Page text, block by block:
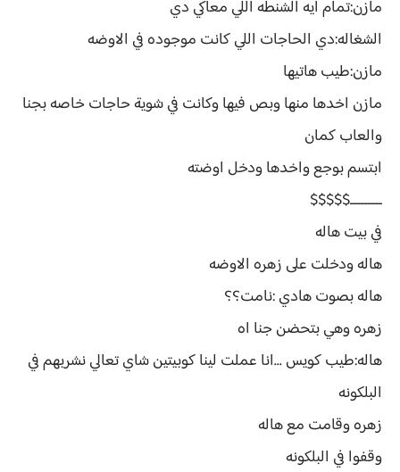
مازن:تمام ايه الشنطه اللي معاكي دي
الشغاله:دي الحاجات اللي كانت موجوده في الاوضه
مازن:طيب هاتيها
مازن اخدها منها وبص فيها وكانت في شوية حاجات خاصه بجنا
والعاب كمان
ابتسم بوجع واخدها ودخل اوضته
ـــــــــ$$$$$
في بيت هاله
هاله ودخلت على زهره الاوضه
هاله بصوت هادي :نامت؟؟
زهره وهي بتحضن جنا اه
هاله:طيب كويس ...انا عملت لينا كوبيتين شاي تعالي نشربهم في
البلكونه
زهره وقامت مع هاله
وقفوا في البلكونه